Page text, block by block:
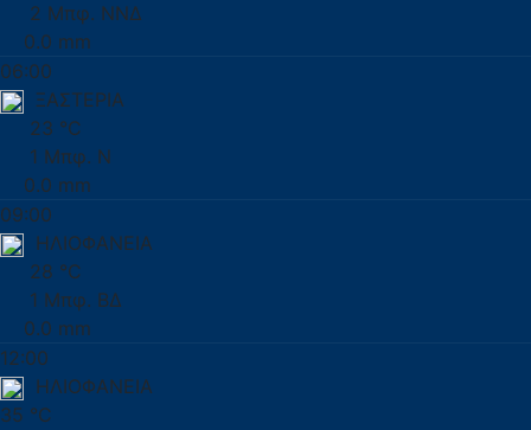
2 Μπφ. ΝΝΔ
0.0 mm
06:00
ΞΑΣΤΕΡΙΑ
23 °C
1 Μπφ. Ν
0.0 mm
09:00
ΗΛΙΟΦΑΝΕΙΑ
28 °C
1 Μπφ. ΒΔ
0.0 mm
12:00
ΗΛΙΟΦΑΝΕΙΑ
35 °C